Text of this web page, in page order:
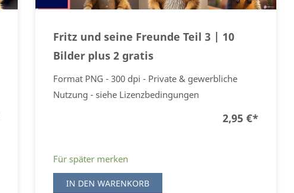
Fritz und seine Freunde Teil 3 | 10
Bilder plus 2 gratis
Format PNG - 300 dpi - Private & gewerbliche
Nutzung - siehe Lizenzbedingungen
2,95 €*
Für später merken
IN DEN WARENKORB